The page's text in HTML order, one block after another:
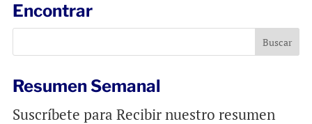
o
k
p
Encontrar
Resumen Semanal
Suscríbete para Recibir nuestro resumen